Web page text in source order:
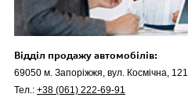
Відділ продажу автомобілів:
69050 м. Запоріжжя, вул. Космічна, 121
Тел.: +38 (061) 222-69-91